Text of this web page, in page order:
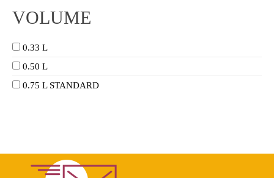
VOLUME
0.33 L
0.50 L
0.75 L STANDARD